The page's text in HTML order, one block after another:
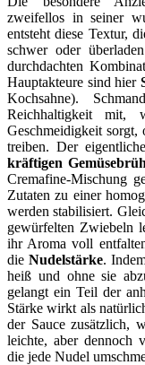
zweifellos in seiner
entsteht diese Textur,
schwer oder
durchdachten
Hauptakteure sind hier
Kochsahne).
Reichhaltigkeit mit,
Geschmeidigkeit
treiben. Der
kräftigen
Cremafine-Mischung
Zutaten zu einer
werden stabilisiert.
gewürfelten Zwiebeln
ihr Aroma voll
dieNudelstärke.
heiß und ohne sie
gelangt ein Teil der
Stärke wirkt als
der Sauce zusätzlich,
leichte, aber dennoch
die jede Nudel